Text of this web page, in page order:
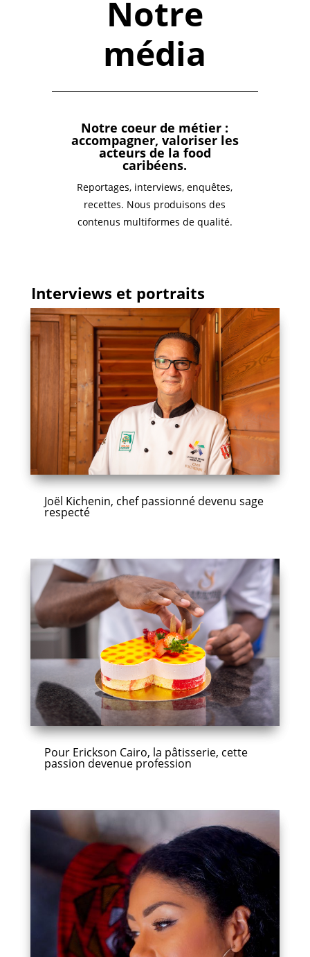
Notre
média
Notre coeur de métier :
accompagner, valoriser les
acteurs de la food
caribéens.
Reportages, interviews, enquêtes,
recettes. Nous produisons des
contenus multiformes de qualité.
Interviews et portraits
Joël Kichenin, chef passionné devenu sage
respecté
Pour Erickson Cairo, la pâtisserie, cette
passion devenue profession